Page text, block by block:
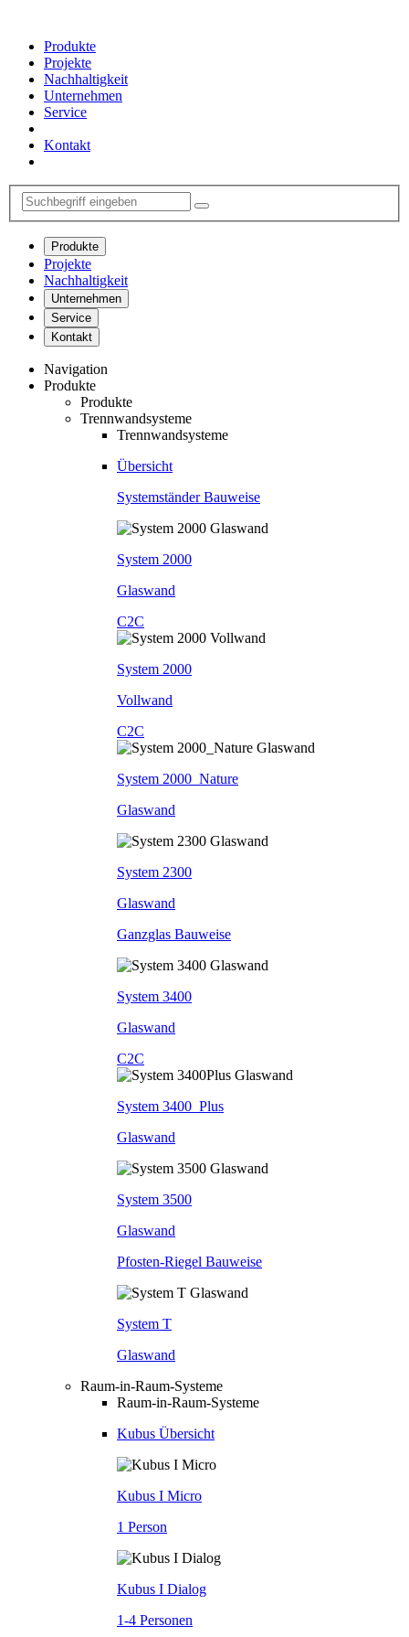
Produkte
Projekte
Nachhaltigkeit
Unternehmen
Service
Kontakt
Produkte
Projekte
Nachhaltigkeit
Unternehmen
Service
Kontakt
Navigation
Produkte
Produkte
Trennwandsysteme
Trennwandsysteme
Übersicht
Systemständer Bauweise
System 2000
Glaswand
C2C
System 2000
Vollwand
C2C
System 2000_Nature
Glaswand
System 2300
Glaswand
Ganzglas Bauweise
System 3400
Glaswand
C2C
System 3400_Plus
Glaswand
System 3500
Glaswand
Pfosten-Riegel Bauweise
System T
Glaswand
Raum-in-Raum-Systeme
Raum-in-Raum-Systeme
Kubus Übersicht
Kubus I Micro
1 Person
Kubus I Dialog
1-4 Personen